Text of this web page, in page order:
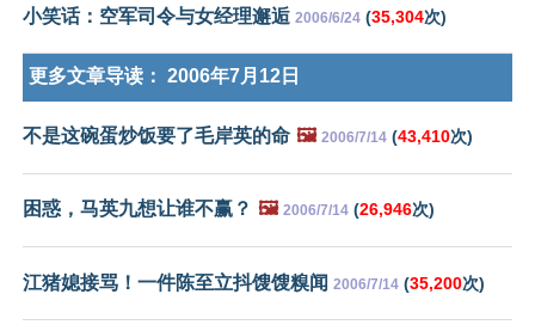
小笑话：空军司令与女经理邂逅 2006/6/24 (35,304次)
更多文章导读： 2006年7月12日
不是这碗蛋炒饭要了毛岸英的命 🖼️ 2006/7/14 (43,410次)
困惑，马英九想让谁不赢？ 🖼️ 2006/7/14 (26,946次)
江猪媳接骂！一件陈至立抖馊馊糗闻 2006/7/14 (35,200次)